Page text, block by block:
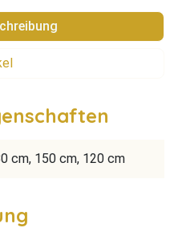
cm, 150 cm, 120 cm